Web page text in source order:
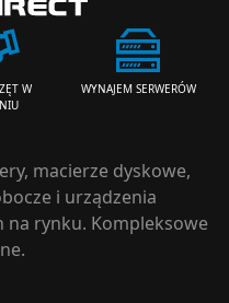
W
WYNAJEM SERWERÓW
macierze dyskowe,
i urządzenia
na rynku. Kompleksowe